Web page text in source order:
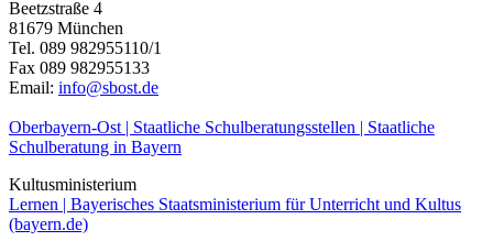
Beetzstraße 4
81679 München
Tel. 089 982955110/1
Fax 089 982955133
Email: info@sbost.de
Oberbayern-Ost | Staatliche Schulberatungsstellen | Staatliche
Schulberatung in Bayern
Kultusministerium
Lernen | Bayerisches Staatsministerium für Unterricht und Kultus
(bayern.de)